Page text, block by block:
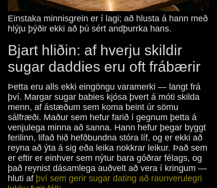
Einstaka minnisgrein er í lagi; að hlusta á hann með
hlýju þýðir ekki að þú sért andþurrka hans.
Bjart hliðin: af hverju skildir
sugar daddies eru oft frábærir
Þetta eru alls ekki eingöngu varamerki — langt frá
því. Margar sugar babies kjósa þvert á móti skilda
menn, af ástæðum sem koma beint úr sömu
sálfræði. Maður sem hefur farið í gegnum þetta á
venjulega minna að sanna. Hann hefur þegar byggt
ferilinn, lifað hið hefðbundna stóra líf, og er ekki að
reyna að ýta á sig eða leika nokkrar leikur. Það sem
er eftir er einhver sem nýtur bara góðrar félags, og
það reynist dásamlega auðvelt að vera í kringum —
hluti af því sem gerir sugar dating að raunverulegri